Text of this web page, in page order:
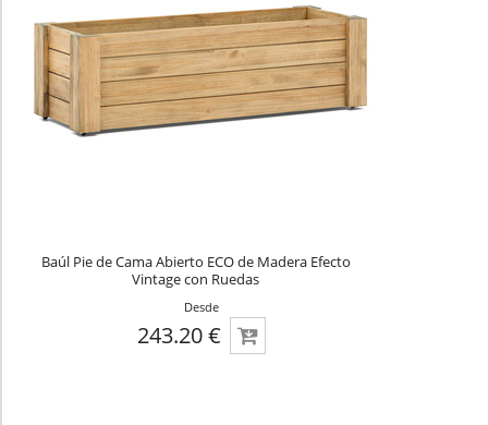
Baúl Pie de Cama Abierto ECO de Madera Efecto
Vintage con Ruedas
Desde
243.20 €